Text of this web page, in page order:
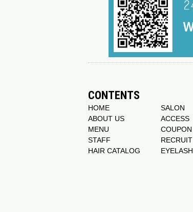
CONTENTS
HOME
ABOUT US
MENU
STAFF
HAIR CATALOG
SALON
ACCESS
COUPON
RECRUIT
EYELASH